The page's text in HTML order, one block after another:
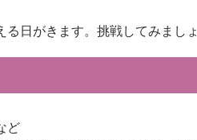
日がきます。挑戦してみましょ
ど